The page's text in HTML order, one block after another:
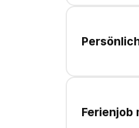
21.07.2026
Ferienjob
21.07.2026